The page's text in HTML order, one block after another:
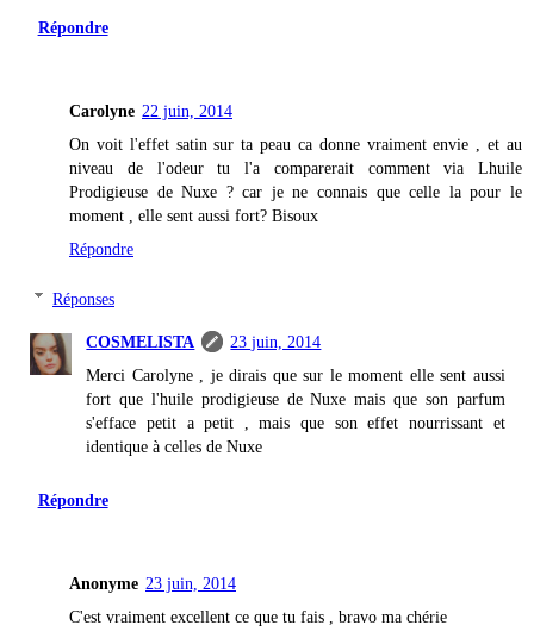
Répondre
Carolyne 22 juin, 2014
On voit l'effet satin sur ta peau ca donne vraiment envie , et au
niveau de l'odeur tu l'a comparerait comment via Lhuile
Prodigieuse de Nuxe ? car je ne connais que celle la pour le
moment , elle sent aussi fort? Bisoux
Répondre
Réponses
COSMELISTA
23 juin, 2014
Merci Carolyne , je dirais que sur le moment elle sent aussi
fort que l'huile prodigieuse de Nuxe mais que son parfum
s'efface petit a petit , mais que son effet nourrissant et
identique à celles de Nuxe
Répondre
Anonyme 23 juin, 2014
C'est vraiment excellent ce que tu fais , bravo ma chérie